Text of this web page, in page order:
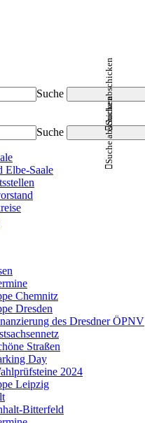
Suche
Suche abschicken
Suche
Suche abschicken
Elbe-Saale
Chemnitz
Dresden
des Dresdner ÖPNV
Straßen
Day
2024
Leipzig
Bitterfeld